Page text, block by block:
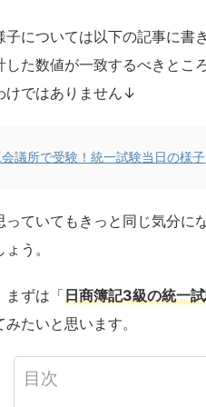
については以下の記事に
た数値が一致するべきと
けではありません↓
議所で受験！統一試験当日の様子
ていてもきっと同じ気分
う。
まずは「日商簿記3級の統一
たいと思います。
目次